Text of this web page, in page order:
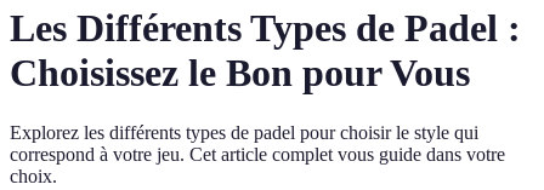
Les Différents Types de Padel :
Choisissez le Bon pour Vous
Explorez les différents types de padel pour choisir le style qui
correspond à votre jeu. Cet article complet vous guide dans votre
choix.